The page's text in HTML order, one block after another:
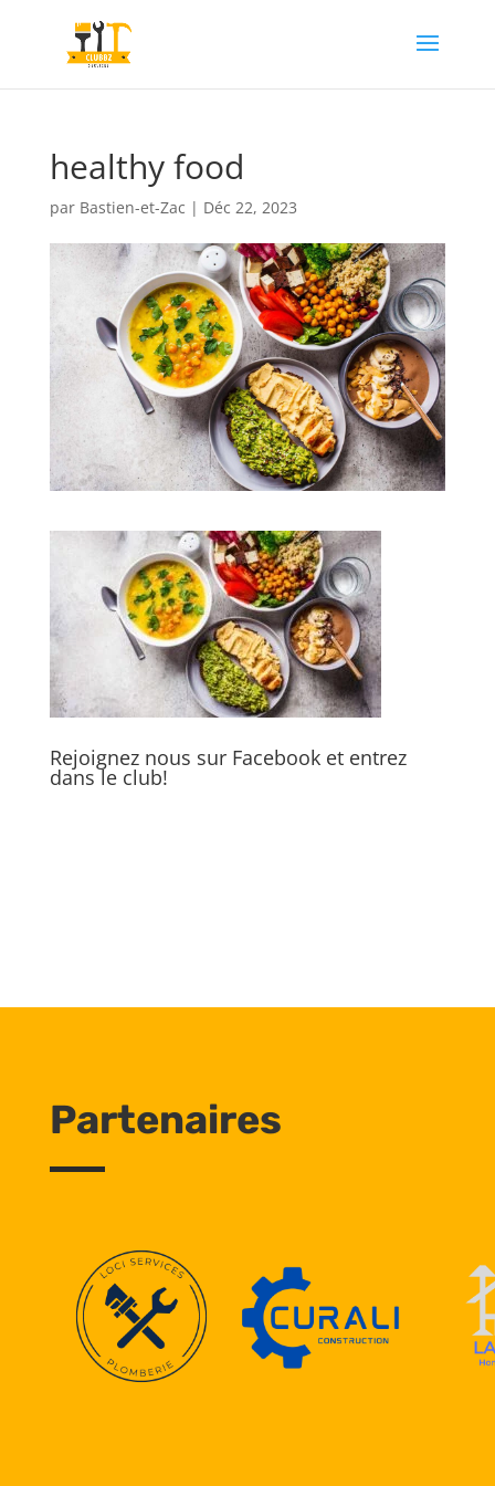
healthy food
par Bastien-et-Zac | Déc 22, 2023
Rejoignez nous sur Facebook et entrez
dans le club!
Partenaires